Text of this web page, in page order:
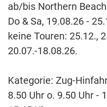
ab/bis Northern
Do & Sa, 19.08.26 -
keine Touren: 25.12.,
20.07.-18.08.26.
Kategorie: Zug-
8.50 Uhr o. 9.50 Uhr -